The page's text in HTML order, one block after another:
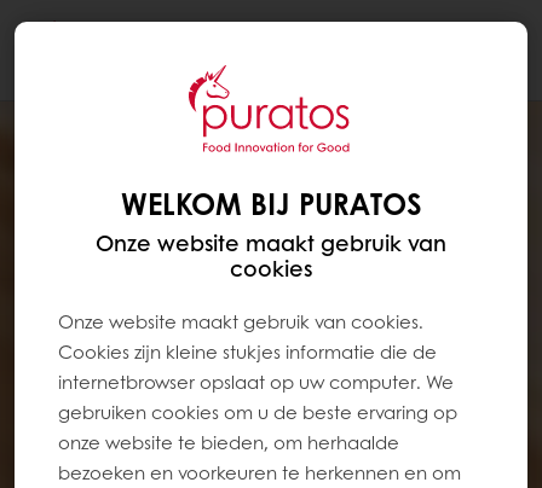
WELKOM BIJ PURATOS
Onze website maakt gebruik van
cookies
Onze website maakt gebruik van cookies.
Cookies zijn kleine stukjes informatie die de
internetbrowser opslaat op uw computer. We
gebruiken cookies om u de beste ervaring op
onze website te bieden, om herhaalde
bezoeken en voorkeuren te herkennen en om